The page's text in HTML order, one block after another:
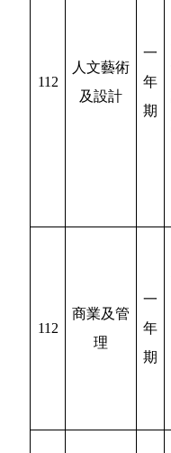
112
人文藝術
及設計
一
年
期
112
商業及管
理
一
年
期